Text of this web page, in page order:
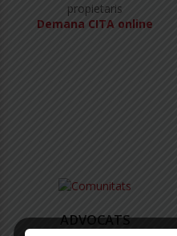
propietaris
Demana CITA online
ADVOCATS